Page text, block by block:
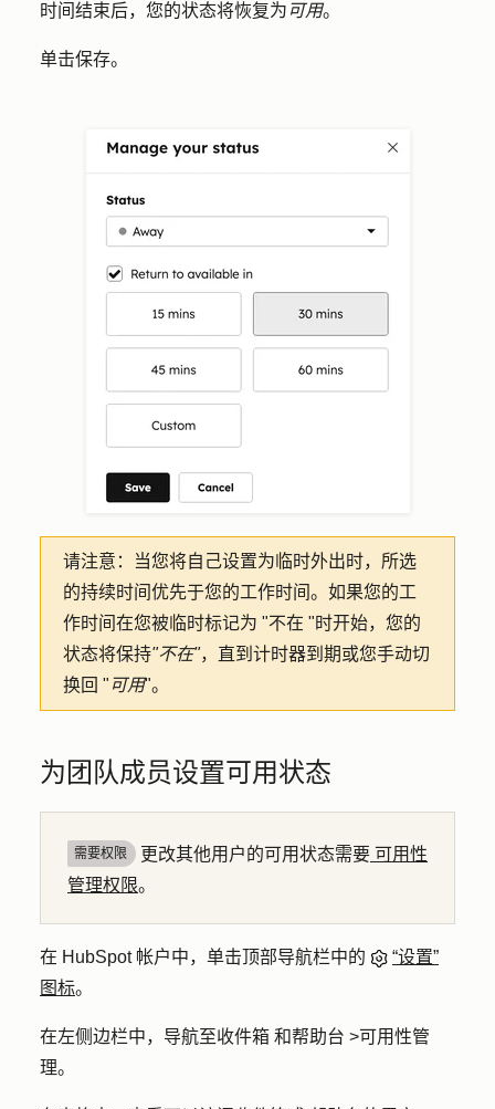
时间结束后，您的状态将恢复为 可用。
单击保存。
请注意：
当您将自己设置为临时外出时，所选
的持续时间优先于您的工作时间。如果您的工
作时间在您被临时标记为 "不在 "时开始，您的
状态将保持"不在"，直到计时器到期或您手动切
换回 " 可用"。
为团队成员设置可用状态
需要权限 更改其他用户的可用状态需要 可用性
管理权限。
在 HubSpot 帐户中，单击顶部导航栏中的
“设置”
图标。
在左侧边栏中，导航至收件箱 和帮助台 >可用性管
理。